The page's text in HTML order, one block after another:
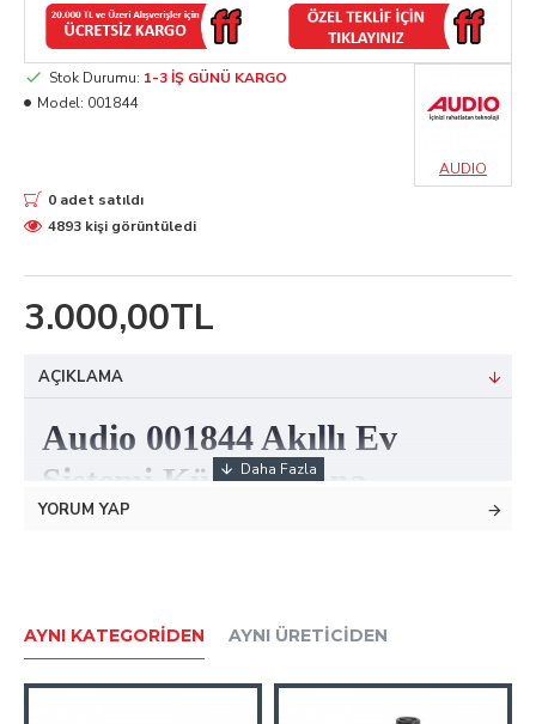
3.000,00TL
Stok Durumu: 1-3 İŞ GÜNÜ KARGO
Model: 001844
AUDIO
0 adet satıldı
4893 kişi görüntüledi
AÇIKLAMA
Audio 001844 Akıllı Ev
Sistemi Küresel Vana
yapmaktadır.
Kullanıcılar diledikleri zaman suyu cep telefonlarından ya
YORUM YAP
AYNI KATEGORIDEN AYNI ÜRETICIDEN